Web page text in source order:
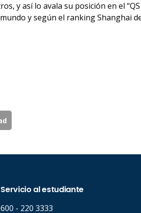
y así lo avala su posición en el
y según el ranking Shanghai